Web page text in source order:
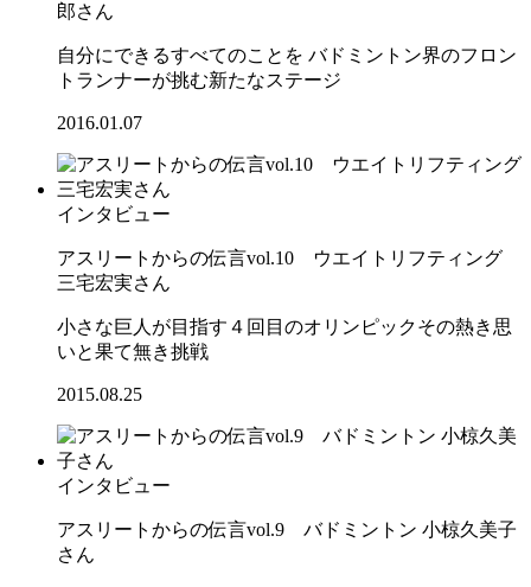
郎さん
自分にできるすべてのことを バドミントン界のフロン
トランナーが挑む新たなステージ
2016.01.07
インタビュー
アスリートからの伝言vol.10 ウエイトリフティング
三宅宏実さん
小さな巨人が目指す４回目のオリンピックその熱き思
いと果て無き挑戦
2015.08.25
インタビュー
アスリートからの伝言vol.9 バドミントン 小椋久美子
さん